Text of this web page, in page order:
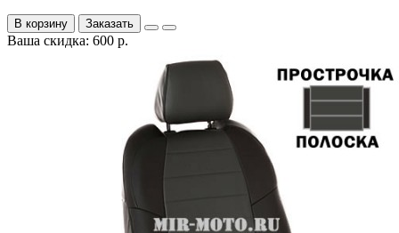
В корзину Заказать
Ваша скидка: 600 р.